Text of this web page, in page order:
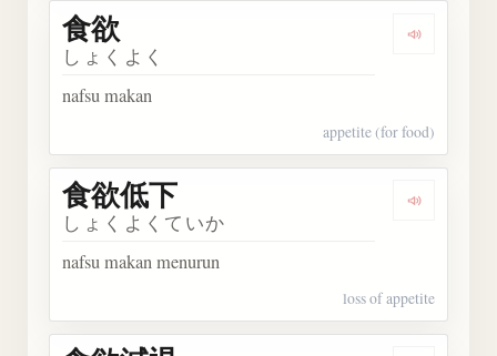
Dengarkan
食欲
しょくよく
nafsu makan
appetite (for food)
食欲低下
しょくよくていか
nafsu makan menurun
loss of appetite